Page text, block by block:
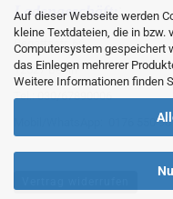
Auf dieser Webseite werden
kleine Textdateien, die in
Computersystem gespeichert
das Einlegen mehrerer
Weitere Informationen finden
Ladengeschäft::
Regattastr. 66
12527 Berlin
Tel.: 030/67890006
Mobil/WhatsApp: 0176 550